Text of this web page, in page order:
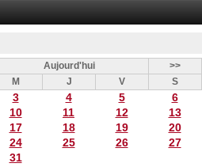
Aujourd'hui
>>
M J V S
3 4 5
6
10 11 12
13
17 18 19
20
24 25 26
27
31